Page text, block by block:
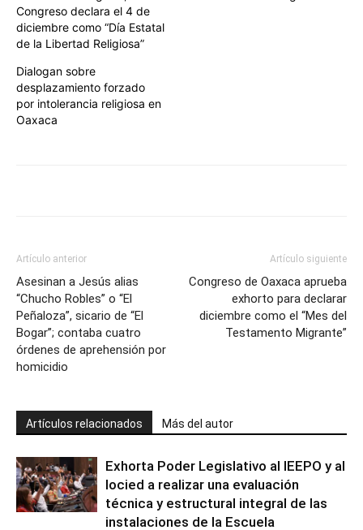
Congreso declara el 4 de
diciembre como “Día Estatal
de la Libertad Religiosa”
Dialogan sobre
desplazamiento forzado
por intolerancia religiosa en
Oaxaca
Artículo anterior
Asesinan a Jesús alias
“Chucho Robles” o “El
Peñaloza”, sicario de “El
Bogar”; contaba cuatro
órdenes de aprehensión por
homicidio
Artículo siguiente
Congreso de Oaxaca aprueba
exhorto para declarar
diciembre como el “Mes del
Testamento Migrante”
Artículos relacionados Más del autor
Exhorta Poder Legislativo al IEEPO y al
Iocied a realizar una evaluación
técnica y estructural integral de las
instalaciones de la Escuela